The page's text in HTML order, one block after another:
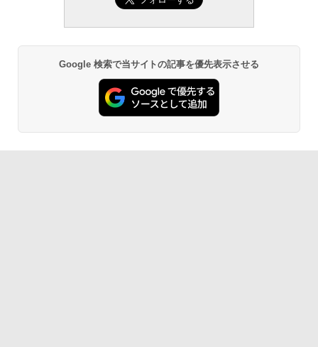
Google 検索で当サイトの記事を優先表示させる